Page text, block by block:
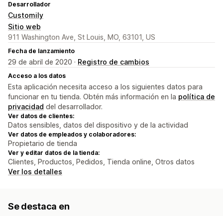
Desarrollador
Customily
Sitio web
911 Washington Ave, St Louis, MO, 63101, US
Fecha de lanzamiento
29 de abril de 2020 · Registro de cambios
Acceso a los datos
Esta aplicación necesita acceso a los siguientes datos para
funcionar en tu tienda. Obtén más información en la política de
privacidad del desarrollador.
Ver datos de clientes:
Datos sensibles, datos del dispositivo y de la actividad
Ver datos de empleados y colaboradores:
Propietario de tienda
Ver y editar datos de la tienda:
Clientes, Productos, Pedidos, Tienda online, Otros datos
Ver los detalles
Se destaca en